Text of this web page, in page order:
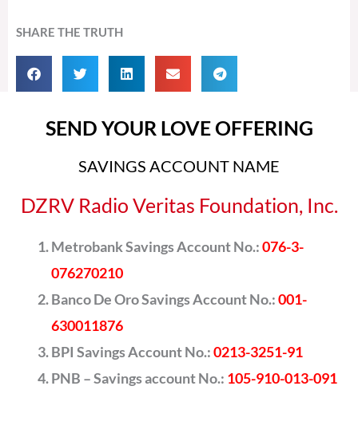
SHARE THE TRUTH
SEND YOUR LOVE OFFERING
SAVINGS ACCOUNT NAME
DZRV Radio Veritas Foundation, Inc.
Metrobank Savings Account No.:076-3-
076270210
Banco De Oro Savings Account No.:001-
630011876
BPI Savings Account No.:0213-3251-91
PNB – Savings account No.: 105-910-013-091